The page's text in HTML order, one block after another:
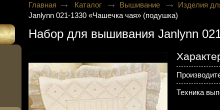
Главная Каталог Вышивание Изделия
Janlynn 021-1330 «Чашечка чая» (подушка)
Набор для вышивания Janlynn
Техника